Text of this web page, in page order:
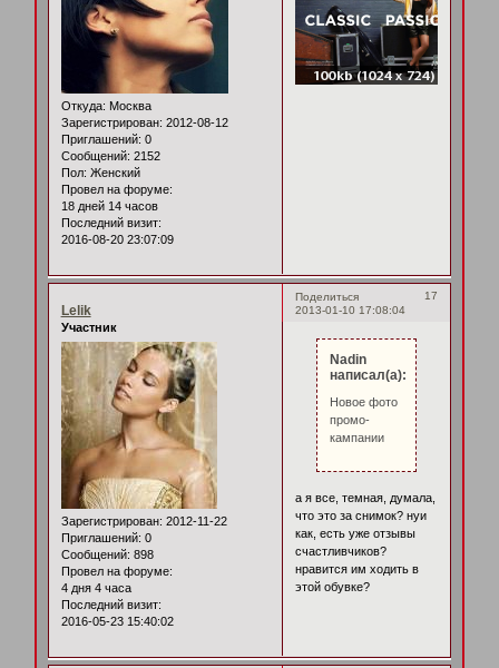
Откуда: Москва
Зарегистрирован: 2012-08-12
Приглашений: 0
Сообщений: 2152
Пол: Женский
Провел на форуме:
18 дней 14 часов
Последний визит:
2016-08-20 23:07:09
Поделиться
17
2013-01-10 17:08:04
Lelik
Участник
Зарегистрирован: 2012-11-22
Приглашений: 0
Сообщений: 898
Провел на форуме:
4 дня 4 часа
Последний визит:
2016-05-23 15:40:02
Nadin
написал(а):
Новое фото
промо-
кампании
а я все, темная, думала,
что это за снимок? нуи
как, есть уже отзывы
счастливчиков?
нравится им ходить в
этой обувке?